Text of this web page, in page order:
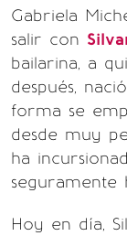
Gabriela
salir con
bailarina, a
después, nació
forma se
desde muy
ha
seguramente
Hoy en día,